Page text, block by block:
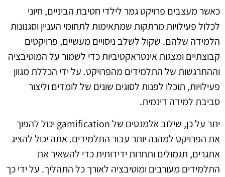
כאשר מעצבים פרויקט גמר לילדי חטיבת הביניים, חיוני
לכלול פעילויות מרתקות שמתאימות לתחומי העניין וסגנונות
הלמידה שלהם. שקול לשלב ניסויים מעשיים, פרויקטים
קבוצתיים ומצגות אינטראקטיביות כדי לשמור על המוטיבציה
וההתרגשות של התלמידים מהפרויקט. על ידי הכללת מגוון
פעילויות, תוכלו לפנות לסוגים שונים של לומדים וליצור
סביבת למידה דינמית.
יתר על כן, שילוב אלמנטים של gamification יכול להפוך
את הפרויקט למהנה יותר עבור התלמידים. אתה יכול להציג
אתגרים, תגמולים ותחרות ידידותית כדי להשאיר את
התלמידים מעורבים ומוטיבציה לאורך כל התהליך. על ידי כך